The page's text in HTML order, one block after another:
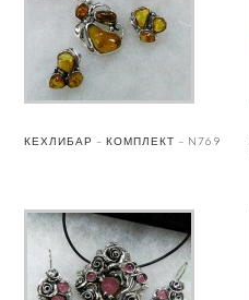
КЕХЛИБАР – КОМПЛЕКТ – N769